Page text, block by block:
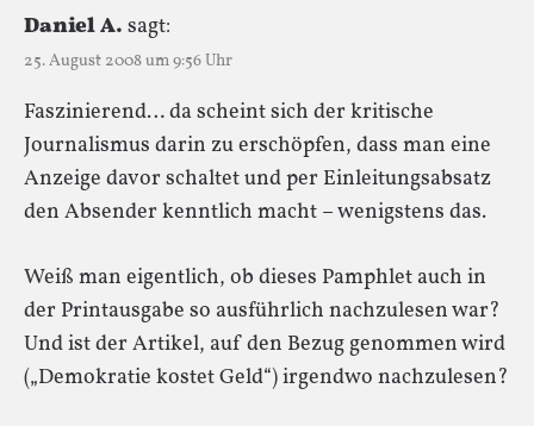
Daniel A. sagt:
25. August 2008 um 9:56 Uhr
Faszinierend… da scheint sich der kritische
Journalismus darin zu erschöpfen, dass man eine
Anzeige davor schaltet und per Einleitungsabsatz
den Absender kenntlich macht – wenigstens das.
Weiß man eigentlich, ob dieses Pamphlet auch in
der Printausgabe so ausführlich nachzulesen war?
Und ist der Artikel, auf den Bezug genommen wird
(„Demokratie kostet Geld“) irgendwo nachzulesen?